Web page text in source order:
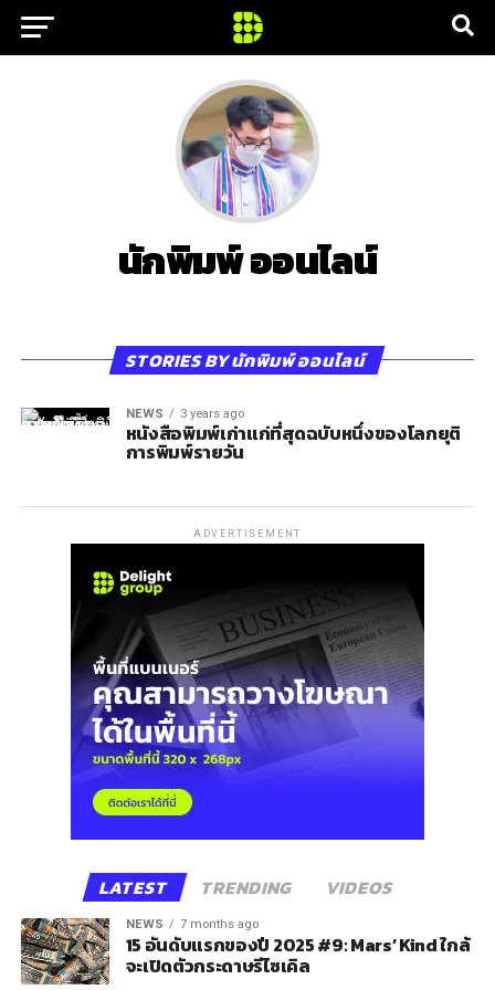
นักพิมพ์ ออนไลน์
STORIES BY นักพิมพ์ ออนไลน์
NEWS 3 years ago
หนังสือพิมพ์เก่าแก่ที่สุดฉบับหนึ่งของโลกยุติ
การพิมพ์รายวัน
ADVERTISEMENT
LATEST TRENDING VIDEOS
NEWS 7 months ago
15 อันดับแรกของปี 2025 #9: Mars’ Kind ใกล้
จะเปิดตัวกระดาษรีไซเคิล